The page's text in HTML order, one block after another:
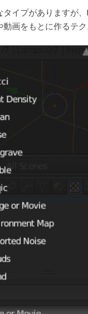
タイプがありますが
動画をもとに作るテ